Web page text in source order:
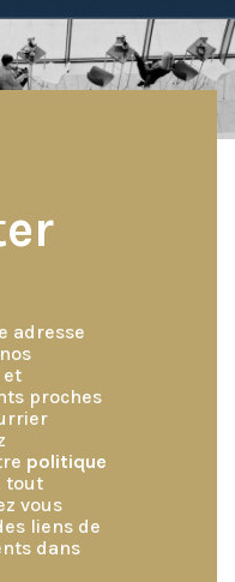
adresse
et
proches
politique
tout
vous
liens de
dans